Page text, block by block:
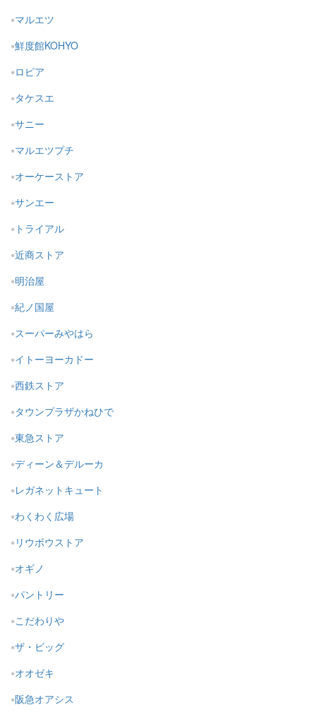
マルエツ
鮮度館KOHYO
ロピア
タケスエ
サニー
マルエツプチ
オーケーストア
サンエー
トライアル
近商ストア
明治屋
紀ノ国屋
スーパーみやはら
イトーヨーカドー
西鉄ストア
タウンプラザかねひで
東急ストア
ディーン＆デルーカ
レガネットキュート
わくわく広場
リウボウストア
オギノ
パントリー
こだわりや
ザ・ビッグ
オオゼキ
阪急オアシス